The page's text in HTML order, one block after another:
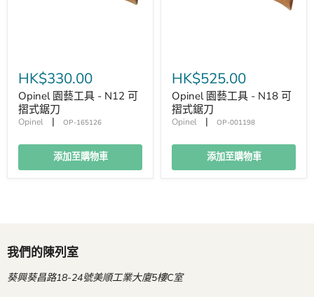
HK$330.00
Opinel 園藝工具 - N12 可
摺式鋸刀
Opinel | OP-165126
添加至購物車
HK$525.00
Opinel 園藝工具 - N18 可
摺式鋸刀
Opinel | OP-001198
添加至購物車
我們的陳列室
葵興葵昌路18-24號美順工業大廈5樓C室